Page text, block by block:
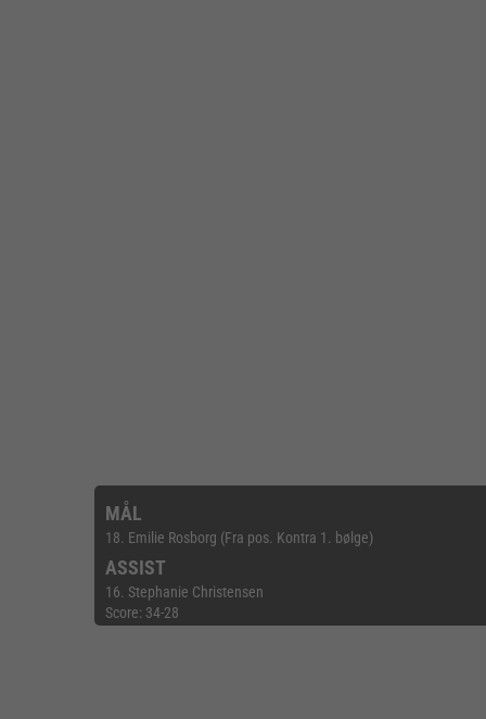
MÅL
18. Emilie Rosborg (Fra pos. Kontra 1. bølge)
ASSIST
16. Stephanie Christensen
Score: 34-28